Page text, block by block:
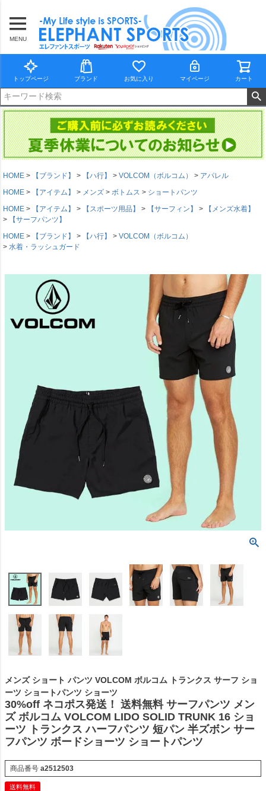
MENU
トップページ ブランド お気に入り マイページ カート
HOME 【ブランド】 【ハ行】 VOLCOM（ボルコム）
アパレル
HOME
【アイテム】 メンズ ボトムス
ショートパンツ
HOME
【アイテム】 【スポーツ用品】 【サーフィン】
【メンズ水着】
【サーフパンツ】
HOME
【ブランド】 【ハ行】
VOLCOM（ボルコム）
水着・ラッシュガード
メンズ ショート パンツ VOLCOM ボルコム トランクス サーフ ショ
ーツ ショートパンツ ショーツ
30%off ネコポス発送！ 送料無料 サーフパンツ メン
ズ ボルコム VOLCOM LIDO SOLID TRUNK 16 ショ
ーツ トランクス ハーフパンツ 短パン 半ズボン サー
フパンツ ボードショーツ ショートパンツ
商品番号 a2512503
送料無料